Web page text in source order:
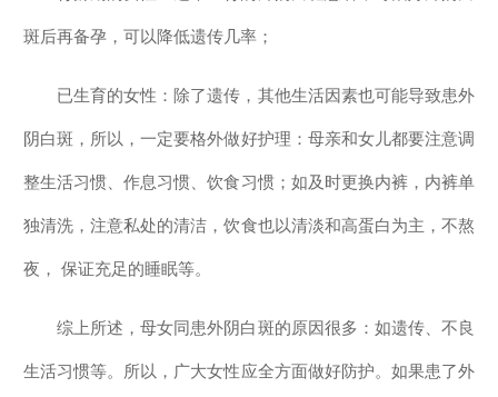
斑后再备孕，可以降低遗传几率；
已生育的女性：除了遗传，其他生活因素也可能导致患外
阴白斑，所以，一定要格外做好护理：母亲和女儿都要注意调
整生活习惯、作息习惯、饮食习惯；如及时更换内裤，内裤单
独清洗，注意私处的清洁，饮食也以清淡和高蛋白为主，不熬
夜， 保证充足的睡眠等。
综上所述，母女同患外阴白斑的原因很多：如遗传、不良
生活习惯等。所以，广大女性应全方面做好防护。如果患了外